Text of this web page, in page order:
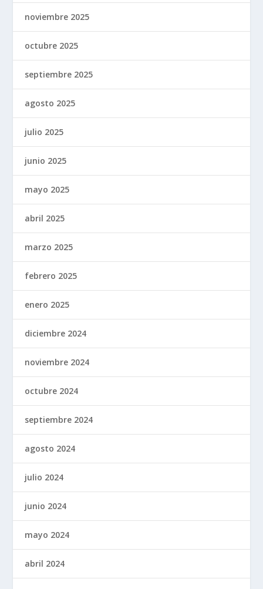
noviembre 2025
octubre 2025
septiembre 2025
agosto 2025
julio 2025
junio 2025
mayo 2025
abril 2025
marzo 2025
febrero 2025
enero 2025
diciembre 2024
noviembre 2024
octubre 2024
septiembre 2024
agosto 2024
julio 2024
junio 2024
mayo 2024
abril 2024